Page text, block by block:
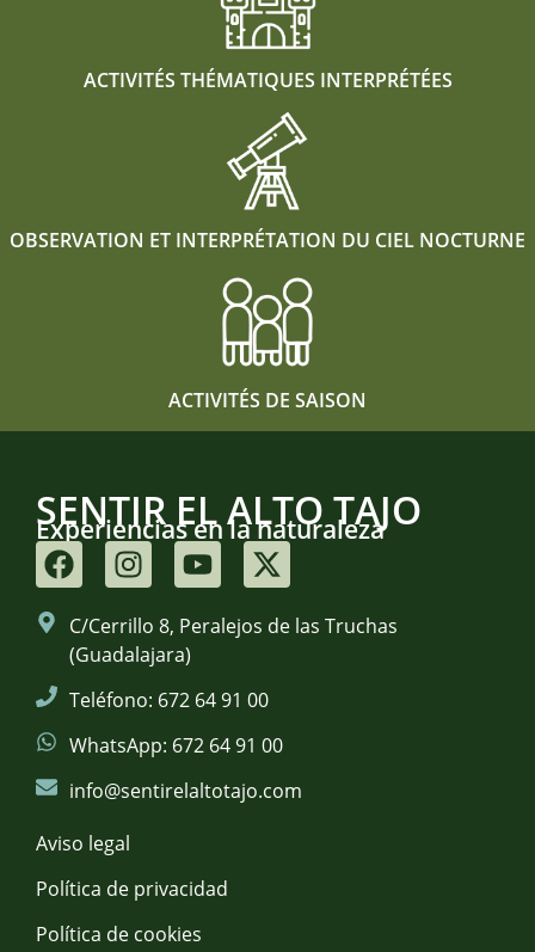
ACTIVITÉS THÉMATIQUES INTERPRÉTÉES
OBSERVATION ET INTERPRÉTATION DU CIEL NOCTURNE
ACTIVITÉS DE SAISON
SENTIR EL ALTO TAJO
Experiencias en la naturaleza
C/Cerrillo 8, Peralejos de las Truchas
(Guadalajara)
Teléfono: 672 64 91 00
WhatsApp: 672 64 91 00
info@sentirelaltotajo.com
Aviso legal
Política de privacidad
Política de cookies